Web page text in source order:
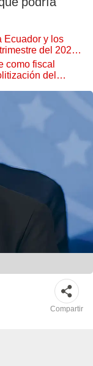
Ecuador y los
del 2027,
como fiscal
del
Compartir